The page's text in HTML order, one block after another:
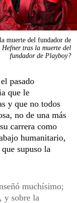
muerte del fundador de
tras la muerte del
fundador de Playboy?
el pasado
que le
y que no todos
no de una más
carrera como
humanitario,
supuso la
muchísimo;
y sobre la